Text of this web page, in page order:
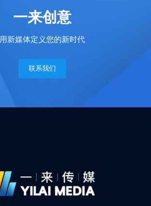
一来创意
用新媒体定义您的新时代
联系我们